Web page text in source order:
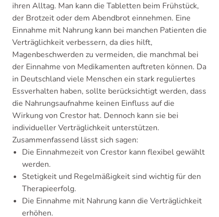
ihren Alltag. Man kann die Tabletten beim Frühstück,
der Brotzeit oder dem Abendbrot einnehmen. Eine
Einnahme mit Nahrung kann bei manchen Patienten die
Verträglichkeit verbessern, da dies hilft,
Magenbeschwerden zu vermeiden, die manchmal bei
der Einnahme von Medikamenten auftreten können. Da
in Deutschland viele Menschen ein stark reguliertes
Essverhalten haben, sollte berücksichtigt werden, dass
die Nahrungsaufnahme keinen Einfluss auf die
Wirkung von Crestor hat. Dennoch kann sie bei
individueller Verträglichkeit unterstützen.
Zusammenfassend lässt sich sagen:
Die Einnahmezeit von Crestor kann flexibel gewählt
werden.
Stetigkeit und Regelmäßigkeit sind wichtig für den
Therapieerfolg.
Die Einnahme mit Nahrung kann die Verträglichkeit
erhöhen.